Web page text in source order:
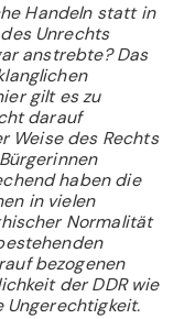
Handeln statt in
Unrechts
anstrebte? Das
gilt es zu
darauf
Weise des Rechts
haben die
in vielen
Normalität
bezogenen
der DDR wie
Ungerechtigkeit.